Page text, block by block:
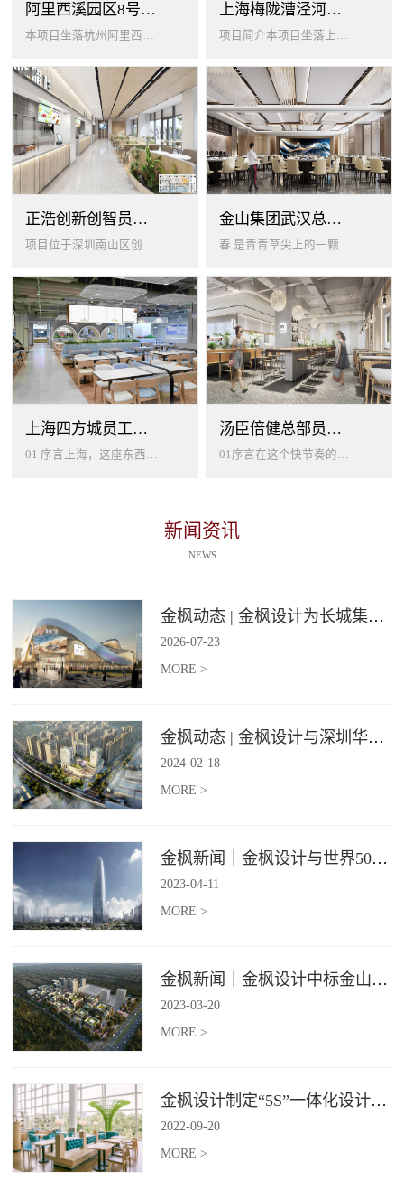
阿里西溪园区8号楼1层餐厅
本项目坐落杭州阿里西溪园区8号楼一层，以绿色生机 + 年轻基因为核心，打造「活力聚场」复合型员工餐厅。兼顾多人群用餐需求...
上海梅陇漕泾河科技绿洲员工餐厅
项目简介本项目坐落上海闵行梅陇科技绿洲，以生态创艺食堂为设计核心，融合现代轻奢与自然生态，打造兼顾高效就餐、休闲社交、商...
正浩创新创智员工餐厅
项目位于深圳南山区创智云城，服务正浩企业全体员工及来访亲友，总建筑面积 1537㎡，室内座位 450 座、室外休闲外摆 ...
金山集团武汉总部员工食堂设计
春 是青青草尖上的一颗露珠夏 是粼波湖面中倒映的晚霞秋 是宁静山谷里的一片落叶冬 是白雪中屹立不倒的松柏... ...0...
上海四方城员工美食餐厅设计
01 序言上海，这座东西方文化交汇的国际大都市，以其独特的魅力吸引着世界各地的人才。历史与现代、传统与创新在这里交织碰撞...
汤臣倍健总部员工餐厅设计
01序言在这个快节奏的时代工作压力如同无形的紧箍让大家的生活几乎被工作填满现代企业也越来越重视员工的身心健康所以我们始终...
新闻资讯
NEWS
金枫动态 | 金枫设计为长城集团爱情广场打造汽车文化主题美食食集
2026-07-23
MORE >
金枫动态 | 金枫设计与深圳华强集团携手打造华强商业旗舰项目——宝安华强广场美食街区
2024-02-18
MORE >
金枫新闻｜金枫设计与世界500强—索迪斯集团合作，携手打造广州星河湾中心美食广场
2023-04-11
MORE >
金枫新闻｜金枫设计中标金山集团餐饮楼设计项目，打造科学与艺术相结合的就餐空间
2023-03-20
MORE >
金枫设计制定“5S”一体化设计标准，让商业全案设计导入团餐空间规划
2022-09-20
MORE >